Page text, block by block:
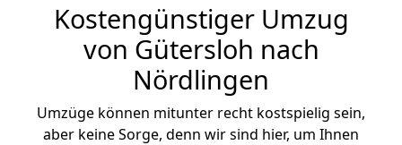
Kostengünstiger Umzug
von Gütersloh nach
Nördlingen
Umzüge können mitunter recht kostspielig sein,
aber keine Sorge, denn wir sind hier, um Ihnen